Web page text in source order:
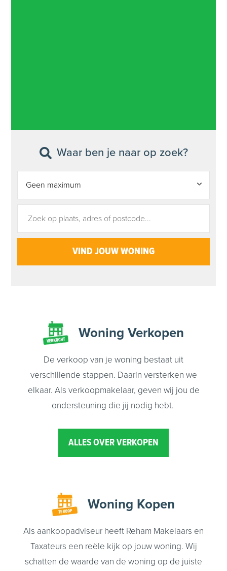
Waar ben je naar op zoek?
Woning Verkopen
De verkoop van je woning bestaat uit
verschillende stappen. Daarin versterken we
elkaar. Als verkoopmakelaar, geven wij jou de
ondersteuning die jij nodig hebt.
ALLES OVER VERKOPEN
Woning Kopen
Als aankoopadviseur heeft Reham Makelaars en
Taxateurs een reële kijk op jouw woning. Wij
schatten de waarde van de woning op de juiste